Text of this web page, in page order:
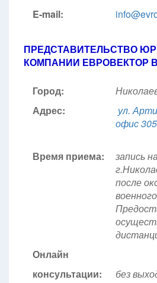
E-mail:
ПРЕДСТАВИТЕЛЬСТВО
КОМПАНИИ ЕВРОВЕКТОР
Город:
Адрес:
ул.
офис 305
Время приема:
запись
после
Онлайн
консультации:
без